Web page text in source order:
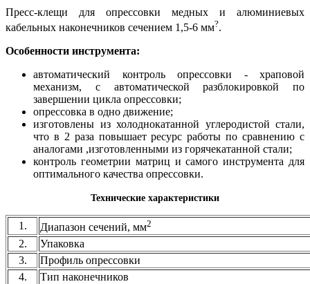
Пресс-клещи для опрессовки медных и алюминиевых
кабельных наконечников сечением 1,5-6 мм?.
Особенности инструмента:
автоматический контроль опрессовки - храповой
механизм, с автоматической разблокировкой по
завершении цикла опрессовки;
опрессовка в одно движение;
изготовлены из холоднокатанной углеродистой стали,
что в 2 раза повышает ресурс работы по сравнению с
аналогами ,изготовленными из горячекатанной стали;
контроль геометрии матриц и самого инструмента для
оптимального качества опрессовки.
Технические характеристики
1. Диапазон сечений, мм2
2.
Упаковка
3.
Профиль опрессовки
4.
Тип наконечников